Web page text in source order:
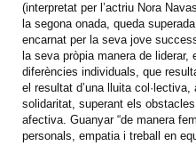
(interpretat per l’actriu Nora
la segona onada, queda
encarnat per la seva jove
la seva pròpia manera de
diferències individuals, que
el resultat d’una lluita
solidaritat, superant els obstacles
afectiva. Guanyar “de manera
personals, empatia i treball en